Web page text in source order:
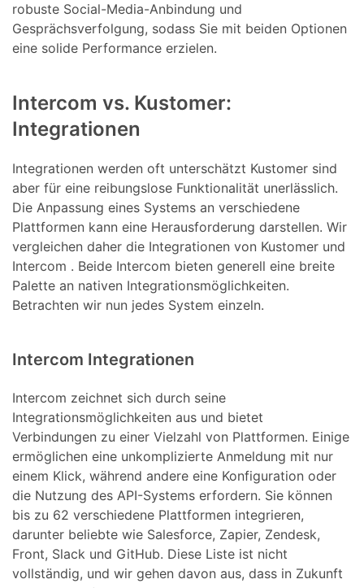
robuste Social-Media-Anbindung und
Gesprächsverfolgung, sodass Sie mit beiden Optionen
eine solide Performance erzielen.
Intercom vs. Kustomer:
Integrationen
Integrationen werden oft unterschätzt Kustomer sind
aber für eine reibungslose Funktionalität unerlässlich.
Die Anpassung eines Systems an verschiedene
Plattformen kann eine Herausforderung darstellen. Wir
vergleichen daher die Integrationen von Kustomer und
Intercom . Beide Intercom bieten generell eine breite
Palette an nativen Integrationsmöglichkeiten.
Betrachten wir nun jedes System einzeln.
Intercom Integrationen
Intercom zeichnet sich durch seine
Integrationsmöglichkeiten aus und bietet
Verbindungen zu einer Vielzahl von Plattformen. Einige
ermöglichen eine unkomplizierte Anmeldung mit nur
einem Klick, während andere eine Konfiguration oder
die Nutzung des API-Systems erfordern. Sie können
bis zu 62 verschiedene Plattformen integrieren,
darunter beliebte wie Salesforce, Zapier, Zendesk,
Front, Slack und GitHub. Diese Liste ist nicht
vollständig, und wir gehen davon aus, dass in Zukunft